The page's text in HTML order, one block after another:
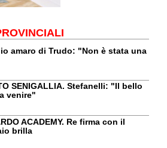
amaro di Trudo: "Non è stata una
SENIGALLIA. Stefanelli: "Il bello
venire"
ACADEMY. Re firma con il
brilla